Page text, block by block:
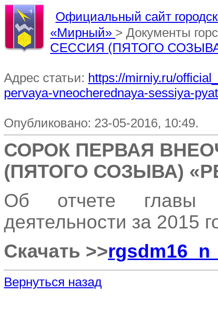
Официальный сайт
«Мирный» > Документы
СЕССИЯ (ПЯТОГО
Адрес статьи: https://mirniy.ru/
pervaya-vneocherednaya-sessiya-
Опубликовано: 23-05-2016, 10:49.
СОРОК ПЕРВАЯ
(ПЯТОГО СОЗЫВА)
Об отчете главы
деятельности за 2015
Скачать >>
Вернуться назад